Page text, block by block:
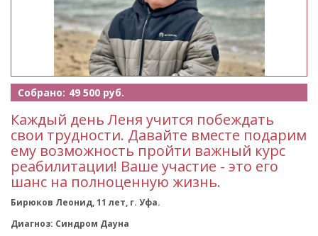
Собрано: 49 500 руб.
Каждый день Леня учится побеждать
свои трудности. Давайте вместе подарим
ему возможность пройти важный курс
реабилитации! Ваше участие - это его
шанс на полноценную жизнь.
Бирюков Леонид, 11 лет, г. Уфа.
Диагноз: Синдром Дауна